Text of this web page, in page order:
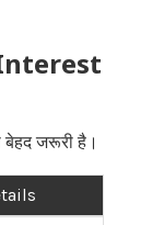
जरूरी है।